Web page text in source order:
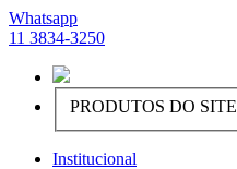
Whatsapp
11 3834-3250
PRODUTOS DO SITE
Institucional